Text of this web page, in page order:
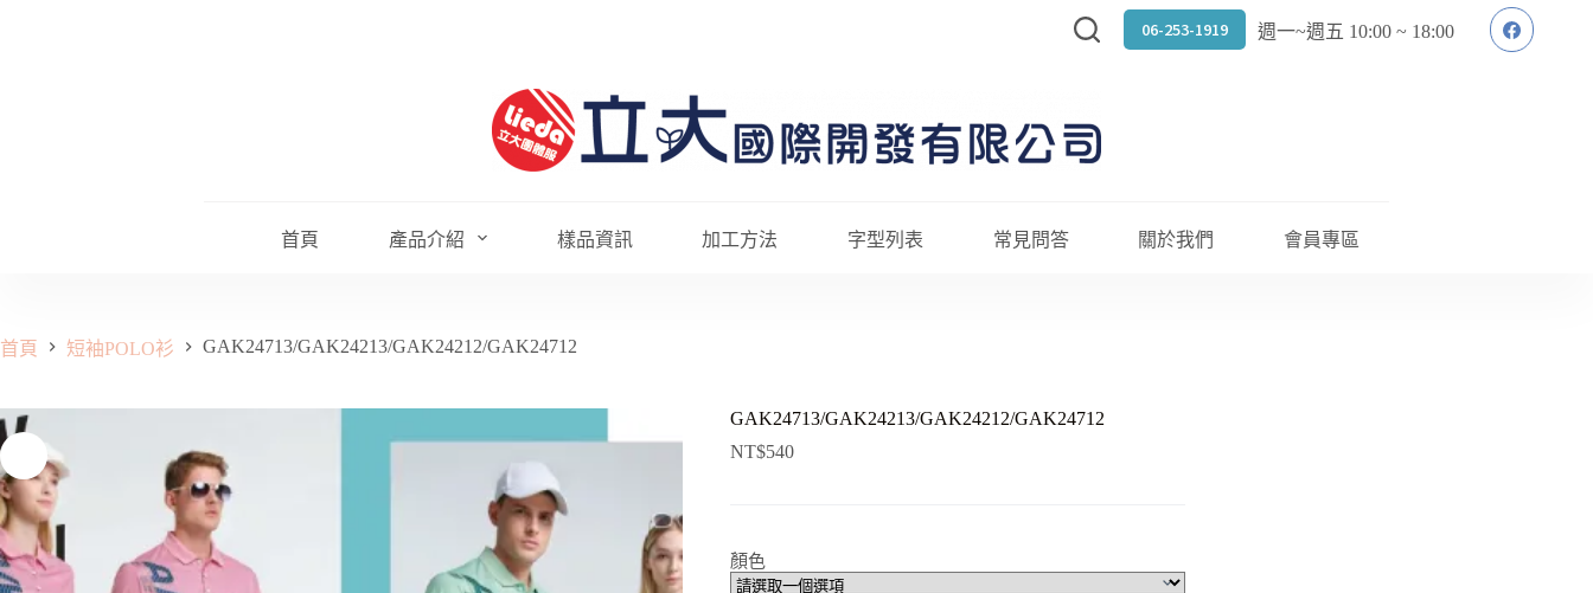
06-253-1919 週一~週五 10:00 ~ 18:00
首頁 產品介紹 樣品資訊 加工方法 字型列表 常見問答 關於我們 會員專區
首頁 短袖POLO衫 GAK24713/GAK24213/GAK24212/GAK24712
GAK24713/GAK24213/GAK24212/GAK24712
NT$540
顏色